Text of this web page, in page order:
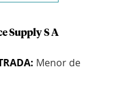
Supply S A
Menor de